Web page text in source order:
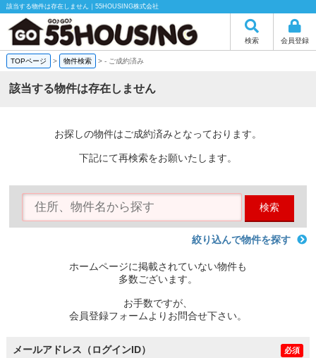
該当する物件は存在しません｜55HOUSING株式会社
検索 会員登録
TOPページ > 物件検索 >- ご成約済み
該当する物件は存在しません
お探しの物件はご成約済みとなっております。
下記にて再検索をお願いたします。
検索
絞り込んで物件を探す
ホームページに掲載されていない物件も
多数ございます。
お手数ですが、
会員登録フォームよりお問合せ下さい。
メールアドレス（ログインID） 必須